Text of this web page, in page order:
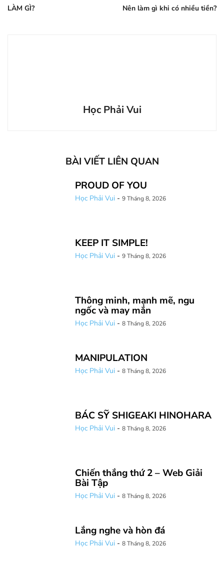
LÀM GÌ? Nên làm gì khi có nhiều tiền?
Học Phải Vui
BÀI VIẾT LIÊN QUAN
PROUD OF YOU
Học Phải Vui - 9 Tháng 8, 2026
KEEP IT SIMPLE!
Học Phải Vui - 9 Tháng 8, 2026
Thông minh, mạnh mẽ, ngu
ngốc và may mắn
Học Phải Vui - 8 Tháng 8, 2026
MANIPULATION
Học Phải Vui - 8 Tháng 8, 2026
BÁC SỸ SHIGEAKI HINOHARA
Học Phải Vui - 8 Tháng 8, 2026
Chiến thắng thứ 2 – Web Giải
Bài Tập
Học Phải Vui - 8 Tháng 8, 2026
Lắng nghe và hòn đá
Học Phải Vui - 8 Tháng 8, 2026